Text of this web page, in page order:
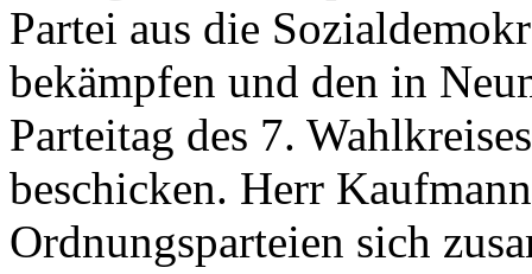
Partei aus die
bekämpfen und den in
Parteitag des 7.
beschicken. Herr
Ordnungsparteien sich